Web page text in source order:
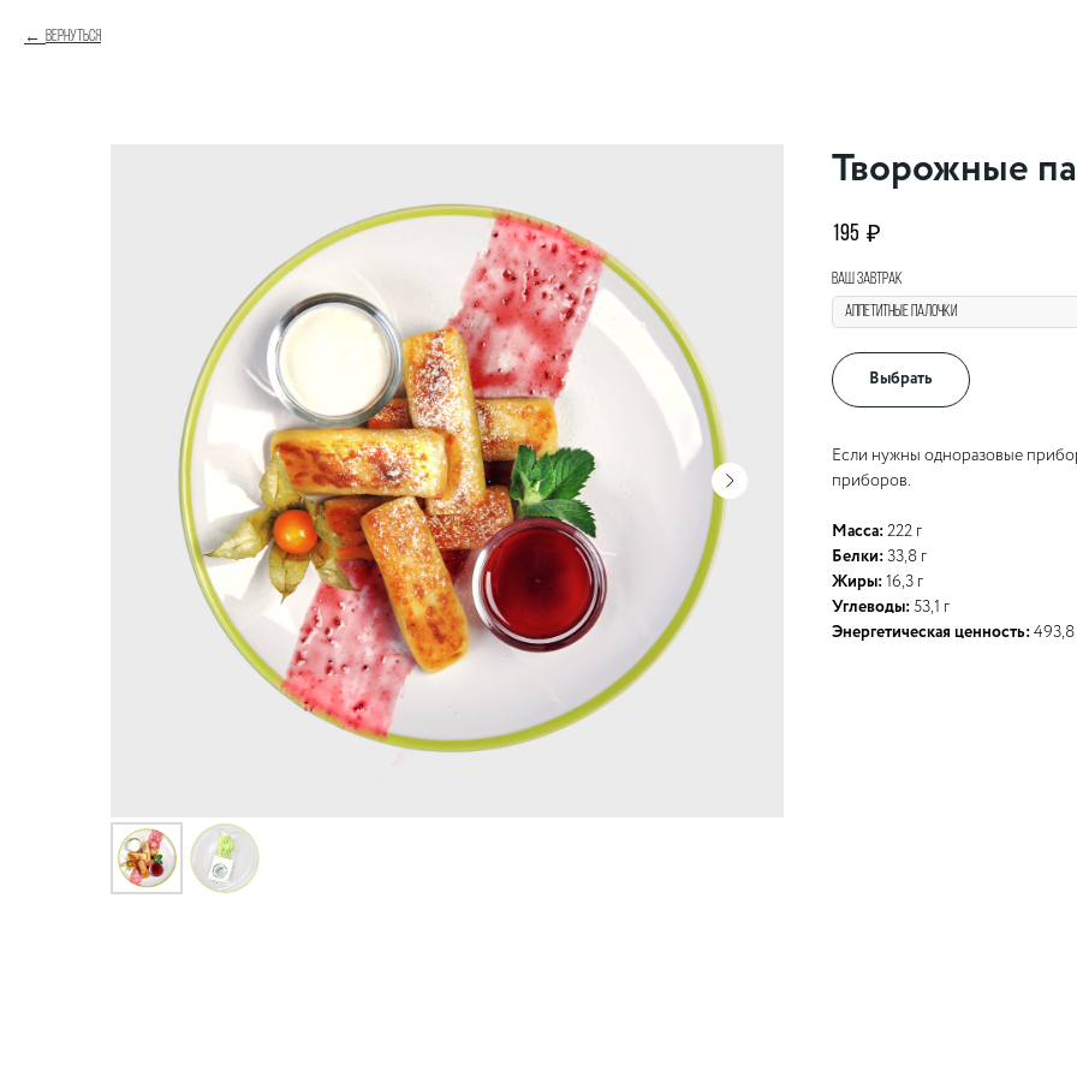
Вернуться
Творожные
195 ₽
Ваш завтрак
Выбрать
Если нужны одноразовые
приборов.
Масса:222 г
Белки:33,8 г
Жиры:16,3 г
Углеводы:53,1 г
Энергетическая ценность: